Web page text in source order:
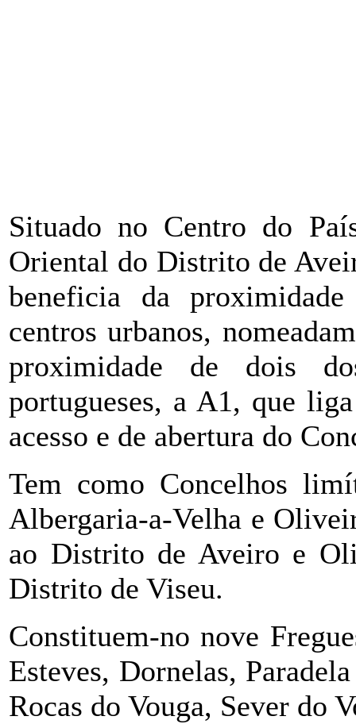
Situado no Centro do
Oriental do Distrito de
beneficia da
centros urbanos,
proximidade de dois
portugueses, a A1, que
acesso e de abertura do
Tem como Concelhos
Albergaria-a-Velha e
ao Distrito de Aveiro e
Distrito de Viseu.
Constituem-no nove
Esteves, Dornelas,
Rocas do Vouga, Sever do